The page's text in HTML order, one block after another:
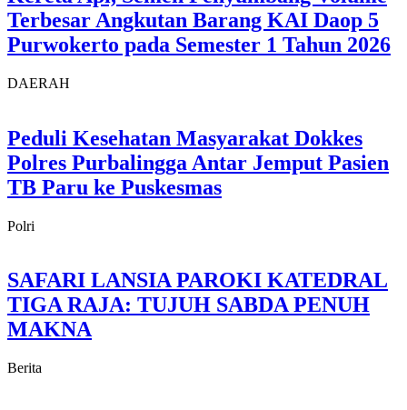
Terbesar Angkutan Barang KAI Daop 5
Purwokerto pada Semester 1 Tahun 2026
DAERAH
Peduli Kesehatan Masyarakat Dokkes
Polres Purbalingga Antar Jemput Pasien
TB Paru ke Puskesmas
Polri
SAFARI LANSIA PAROKI KATEDRAL
TIGA RAJA: TUJUH SABDA PENUH
MAKNA
Berita